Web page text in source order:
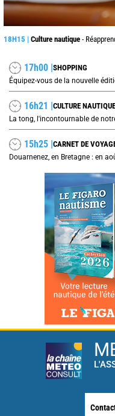
18H15 | Culture nautique - Réapprendre
17h00 |SHOPPING
16h21 |CULTURE NAUTIQUE
La tong, l'incontournable de
15h25 |CARNET DE